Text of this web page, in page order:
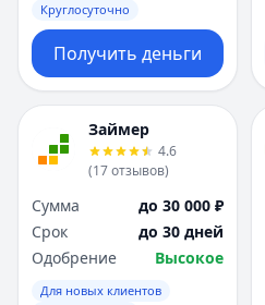
Круглосуточно
Получить деньги
Займер
4.6
(17отзывов)
Сумма
до 30 000 ₽
Срок
до 30 дней
Одобрение
Высокое
Для новых клиентов